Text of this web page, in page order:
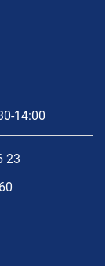
14:00
23